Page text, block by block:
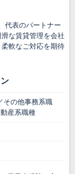
代表のパートナー
な賃貸管理を会社
軟なご対応を期待
その他事務系職
産系職種